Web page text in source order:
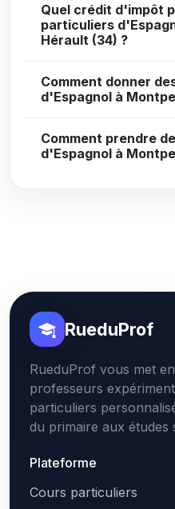
Quel crédit d'impôt
particuliers
Hérault (34) ?
Comment donner
d'Espagnol à
Comment prendre
d'Espagnol à
RueduProf
RueduProf vous met
professeurs
particuliers
du primaire aux études
Plateforme
Cours particuliers